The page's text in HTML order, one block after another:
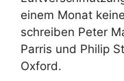
einem Monat
schreiben Peter
Parris und Philip
Oxford.